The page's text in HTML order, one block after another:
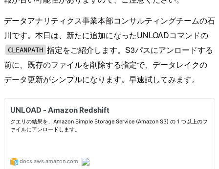
データアナリティクス事業本部コンサルティングチームの石
川です。本日は、新たに追加になったUNLOADコマンドの
CLEANPATH 指定をご紹介します。S3パスにアンロードする
前に、既存のファイルを削除する指定で、データレイクの
データ更新がシンプルになります。早速試してみます。